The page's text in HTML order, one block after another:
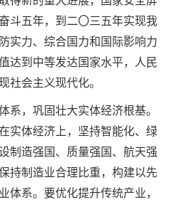
斗五年，到二〇三五年实现我
实力、综合国力和国际影响力
达到中等发达国家水平，人民
社会主义现代化。
系，巩固壮大实体经济根基。
实体经济上，坚持智能化、绿
制造强国、质量强国、航天强
持制造业合理比重，构建以先
体系。要优化提升传统产业，